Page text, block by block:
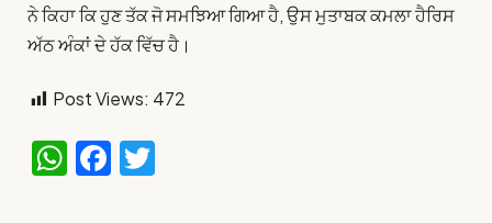
ਨੇ ਕਿਹਾ ਕਿ ਹੁਣ ਤੱਕ ਜੋ ਸਮਝਿਆ ਗਿਆ ਹੈ, ਉਸ ਮੁਤਾਬਕ ਕਮਲਾ ਹੈਰਿਸ
ਅੱਠ ਅੰਕਾਂ ਦੇ ਹੱਕ ਵਿੱਚ ਹੈ।
Post Views: 472
WhatsApp
Facebook